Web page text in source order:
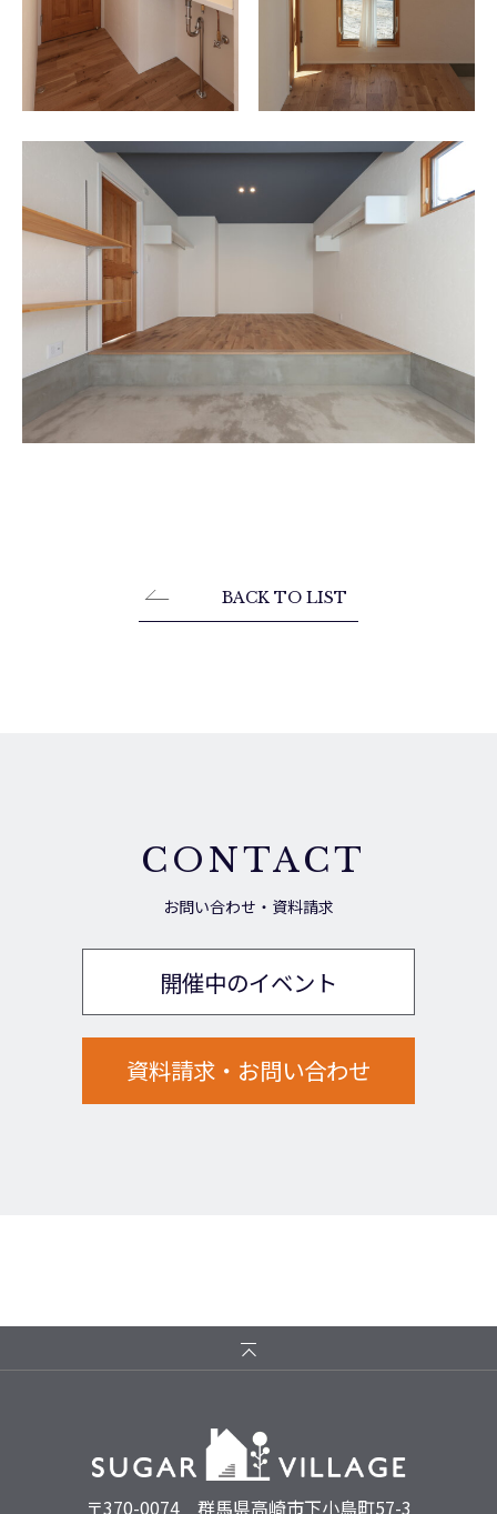
BACK TO LIST
CONTACT
お問い合わせ・資料請求
開催中のイベント
資料請求・お問い合わせ
〒370-0074 群馬県高崎市下小鳥町57-3